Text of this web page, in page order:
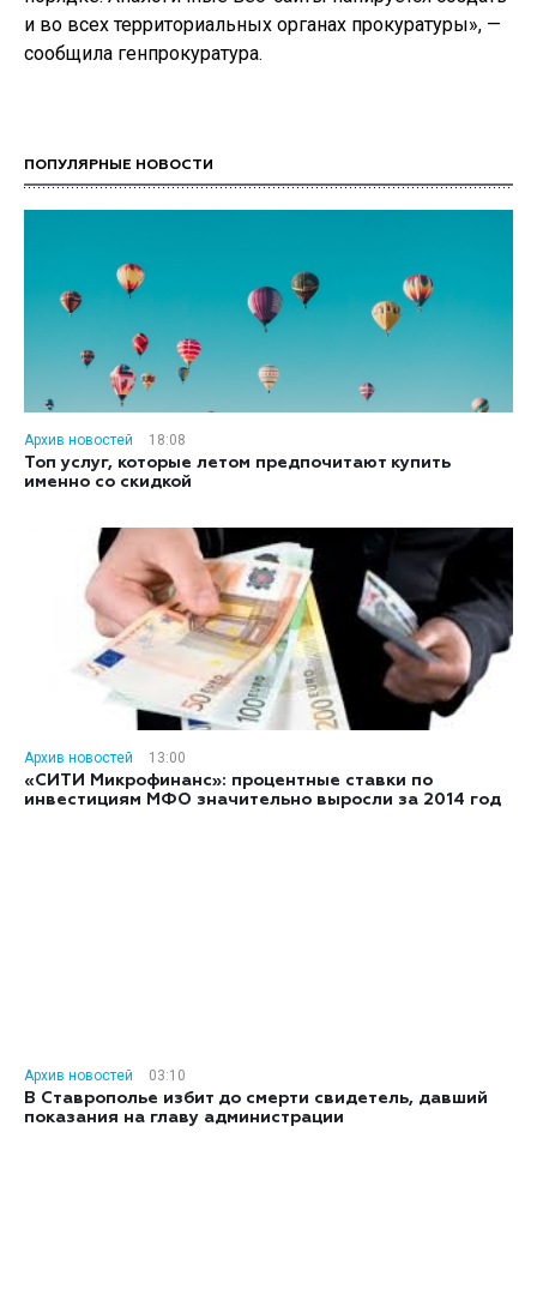
и во всех территориальных органах прокуратуры», —
сообщила генпрокуратура.
ПОПУЛЯРНЫЕ НОВОСТИ
Архив новостей
18:08
Топ услуг, которые летом предпочитают купить
именно со скидкой
Архив новостей
13:00
«СИТИ Микрофинанс»: процентные ставки по
инвестициям МФО значительно выросли за 2014 год
Архив новостей
03:10
В Ставрополье избит до смерти свидетель, давший
показания на главу администрации